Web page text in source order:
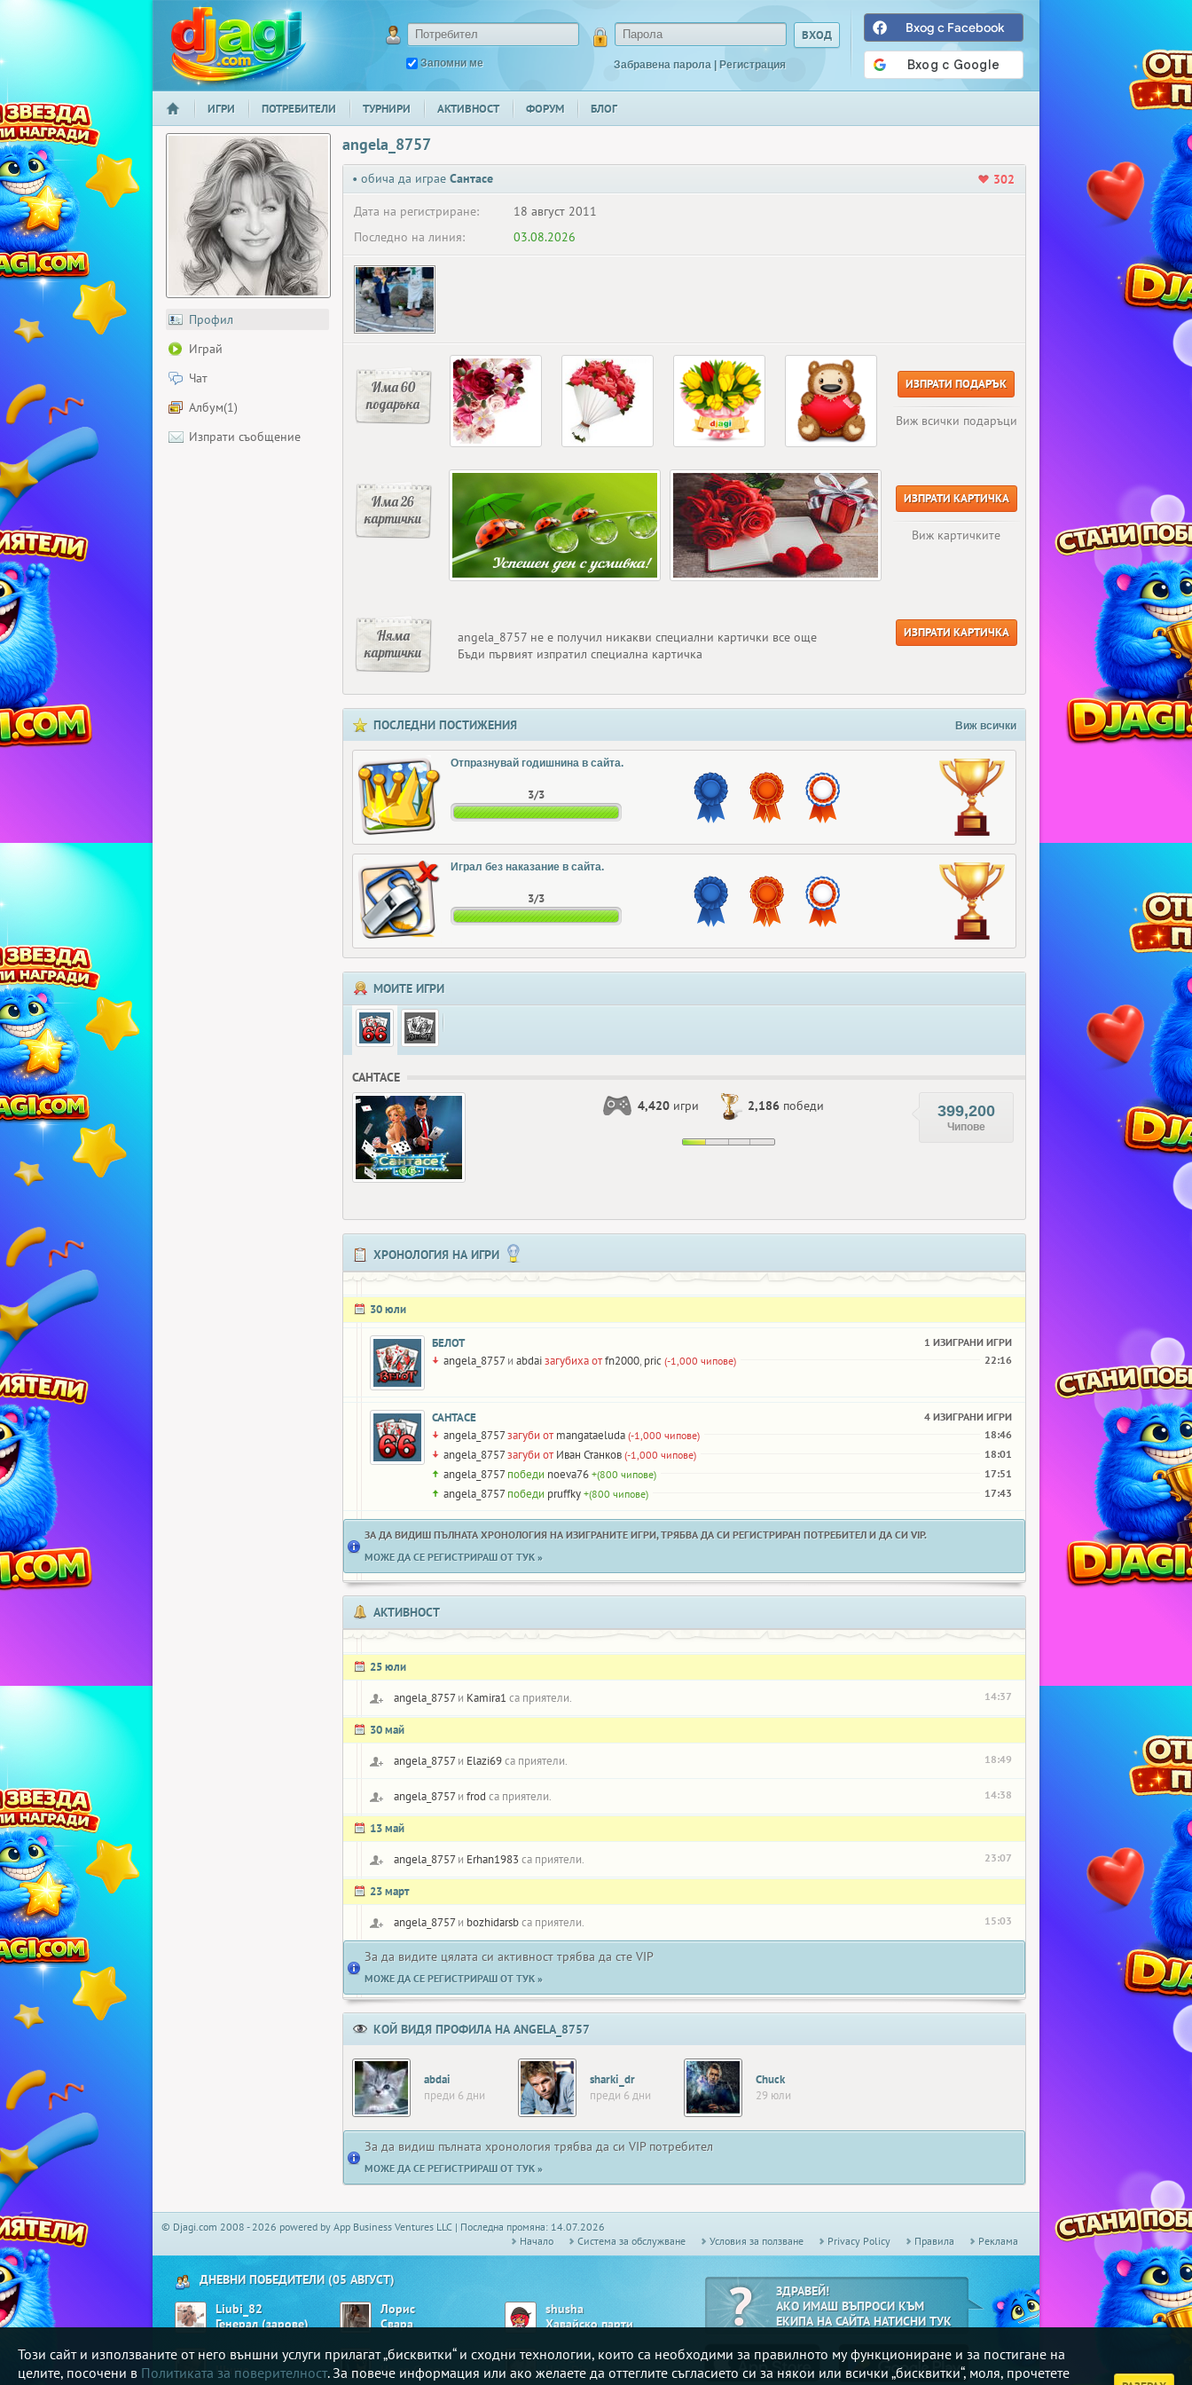
djagi.com
Запомни ме Забравена парола | Регистрация
Вход с Facebook
НАЧАЛО
ИГРИ ПОТРЕБИТЕЛИ ТУРНИРИ АКТИВНОСТ ФОРУМ БЛОГ
Профил
Играй
Чат
Албум(1)
Изпрати съобщение
angela_8757
• обича да играе Сантасе
302
Дата на регистриране:
18 август 2011
Последно на линия:
03.08.2026
Има 60
подаръка
ИЗПРАТИ ПОДАРЪК
Виж всички подаръци
Има 26
картички
ИЗПРАТИ КАРТИЧКА
Виж картичките
Няма
картички
angela_8757 не е получил никакви специални картички все още
Бъди първият изпратил специална картичка
ИЗПРАТИ КАРТИЧКА
ПОСЛЕДНИ ПОСТИЖЕНИЯ Виж всички
Отпразнувай годишнина в сайта.
3/3
Играл без наказание в сайта.
3/3
МОИТЕ ИГРИ
САНТАСЕ
4,420 игри 2,186 победи 399,200
Чипове
ХРОНОЛОГИЯ НА ИГРИ
30 юли
БЕЛОТ 1 ИЗИГРАНИ ИГРИ
angela_8757и abdaiзагубиха отfn2000, pric (-1,000 чипове) 22:16
САНТАСЕ 4 ИЗИГРАНИ ИГРИ
angela_8757загуби от mangataeluda (-1,000 чипове) 18:46
angela_8757загуби от Иван Станков (-1,000 чипове) 18:01
angela_8757 победи noeva76 +(800 чипове) 17:51
angela_8757 победи pruffky +(800 чипове) 17:43
ЗА ДА ВИДИШ ПЪЛНАТА ХРОНОЛОГИЯ НА ИЗИГРАНИТЕ ИГРИ, ТРЯБВА ДА СИ РЕГИСТРИРАН ПОТРЕБИТЕЛ И ДА СИ VIP.
МОЖЕ ДА СЕ РЕГИСТРИРАШ ОТ ТУК »
АКТИВНОСТ
25 юли
angela_8757и Kamira1 са приятели. 14:37
30 май
angela_8757и Elazi69са приятели. 18:49
angela_8757и frod са приятели. 14:38
13 май
angela_8757и Erhan1983 са приятели. 23:07
23 март
angela_8757и bozhidarsbса приятели. 15:03
За да видите цялата си активност трябва да сте VIP
МОЖЕ ДА СЕ РЕГИСТРИРАШ ОТ ТУК »
КОЙ ВИДЯ ПРОФИЛА НА ANGELA_8757
abdai
преди 6 дни
sharki_dr
преди 6 дни
Chuck
29 юли
За да видиш пълната хронология трябва да си VIP потребител
МОЖЕ ДА СЕ РЕГИСТРИРАШ ОТ ТУК »
Този сайт и използваните от него външни услуги прилагат „бисквитки“ и сходни технологии, които са необходими за правилното му функциониране и за постигане на
целите, посочени в Политиката за поверителност. За повече информация или ако желаете да оттеглите съгласието си за някои или всички „бисквитки“, моля, прочетете
© Djagi.com 2008 - 2026 powered by App Business Ventures LLC | Последна промяна: 14.07.2026
Начало
Системa за обслужване Условия за ползване Privacy Policy Правила Реклама
ДНЕВНИ ПОБЕДИТЕЛИ (05 АВГУСТ)
Liubi_82
Генерал (зарове)
Лорис
Свара
shusha
Хавайско парти
Villie
Шише
ulian83
Не се Сърди
Lory_
Uno Djagi
ЗДРАВЕЙ!
АКО ИМАШ ВЪПРОСИ КЪМ
ЕКИПА НА САЙТА НАТИСНИ ТУК